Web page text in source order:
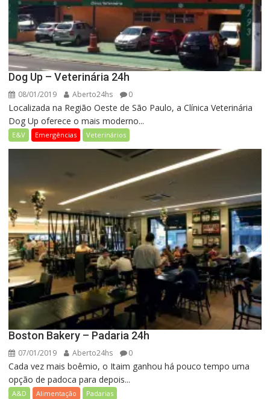
Dog Up – Veterinária 24h
08/01/2019 Aberto24hs 0
Localizada na Região Oeste de São Paulo, a Clínica Veterinária
Dog Up oferece o mais moderno...
E&V Emergências Veterinários
Boston Bakery – Padaria 24h
07/01/2019 Aberto24hs 0
Cada vez mais boêmio, o Itaim ganhou há pouco tempo uma
opção de padoca para depois...
A&D Alimentação Padarias